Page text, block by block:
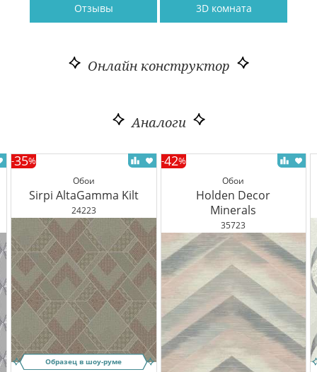
Отзывы 3D комната
Онлайн конструктор
Аналоги
Обои
Sirpi AltaGamma Kilt
24223
-35%
Образец в шоу-руме
Обои
Holden Decor
Minerals
35723
-42%